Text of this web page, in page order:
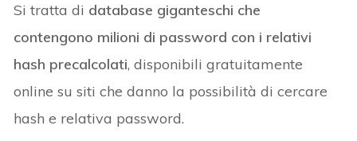
Si tratta di database giganteschi che
contengono milioni di password con i relativi
hash precalcolati, disponibili gratuitamente
online su siti che danno la possibilità di cercare
hash e relativa password.